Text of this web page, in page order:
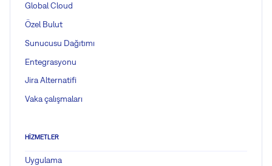
Global Cloud
Özel Bulut
Sunucusu Dağıtımı
Entegrasyonu
Jira Alternatifi
Vaka çalışmaları
HIZMETLER
Uygulama